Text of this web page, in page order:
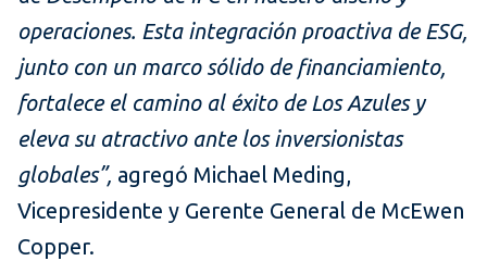
operaciones. Esta integración proactiva de ESG,
junto con un marco sólido de financiamiento,
fortalece el camino al éxito de Los Azules y
eleva su atractivo ante los inversionistas
globales”, agregó Michael Meding,
Vicepresidente y Gerente General de McEwen
Copper.